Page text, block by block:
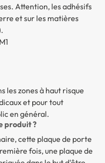
Attention, les adhésifs
et sur les matières
les zones à haut risque
et pour tout
en général.
produit ?
cette plaque de porte
fois, une plaque de